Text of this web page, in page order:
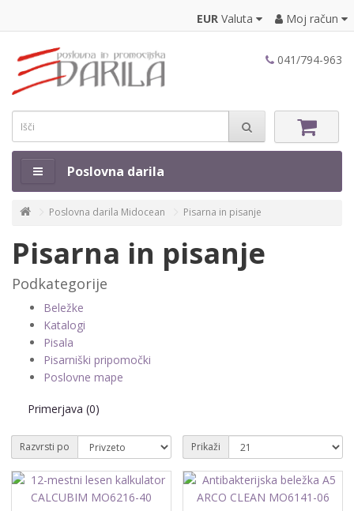
EUR Valuta Moj račun
041/794-963
Poslovna darila
Poslovna darila Midocean Pisarna in pisanje
Pisarna in pisanje
Podkategorije
Beležke
Katalogi
Pisala
Pisarniški pripomočki
Poslovne mape
Primerjava (0)
Razvrsti po Prikaži